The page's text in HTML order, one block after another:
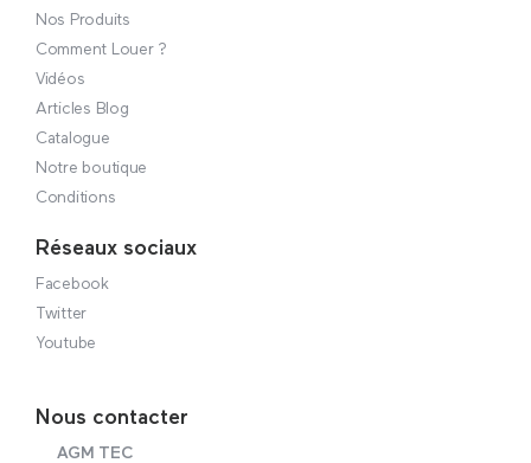
Nos Produits
Comment Louer ?
Vidéos
Articles Blog
Catalogue
Notre boutique
Conditions
Réseaux sociaux
Facebook
Twitter
Youtube
Nous contacter
AGM TEC